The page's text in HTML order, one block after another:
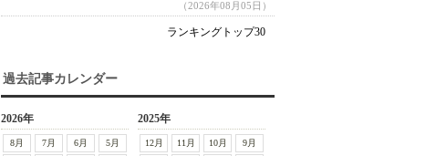
（2026年08月05日）
ランキングトップ30
過去記事カレンダー
2026年
8月 7月 6月
5月
2025年
12月 11月 10月
9月